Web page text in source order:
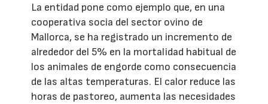
La entidad pone como ejemplo que, en una
cooperativa socia del sector ovino de
Mallorca, se ha registrado un incremento de
alrededor del 5% en la mortalidad habitual de
los animales de engorde como consecuencia
de las altas temperaturas. El calor reduce las
horas de pastoreo, aumenta las necesidades